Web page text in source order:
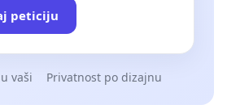
peticiju
vaši Privatnost po dizajnu